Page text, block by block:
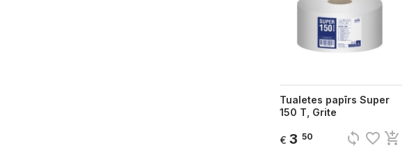
Tualetes papīrs Super
150 T, Grite
€ 3 50 sync favorite_border add_shopping_cart